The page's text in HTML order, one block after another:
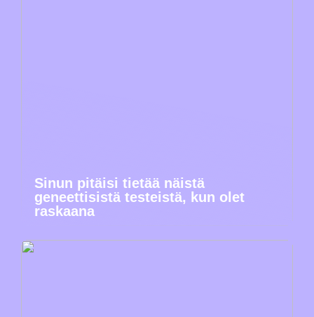
Sinun pitäisi tietää näistä
geneettisistä testeistä, kun olet
raskaana